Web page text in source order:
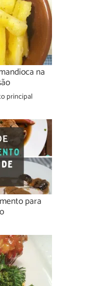
na
principal
para